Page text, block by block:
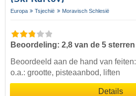
Europa Tsjechië Moravisch Schlesië
Beoordeling: 2,8 van de 5 sterren
Beoordeeld aan de hand van feiten:
o.a.: grootte, pisteaanbod, liften
Details